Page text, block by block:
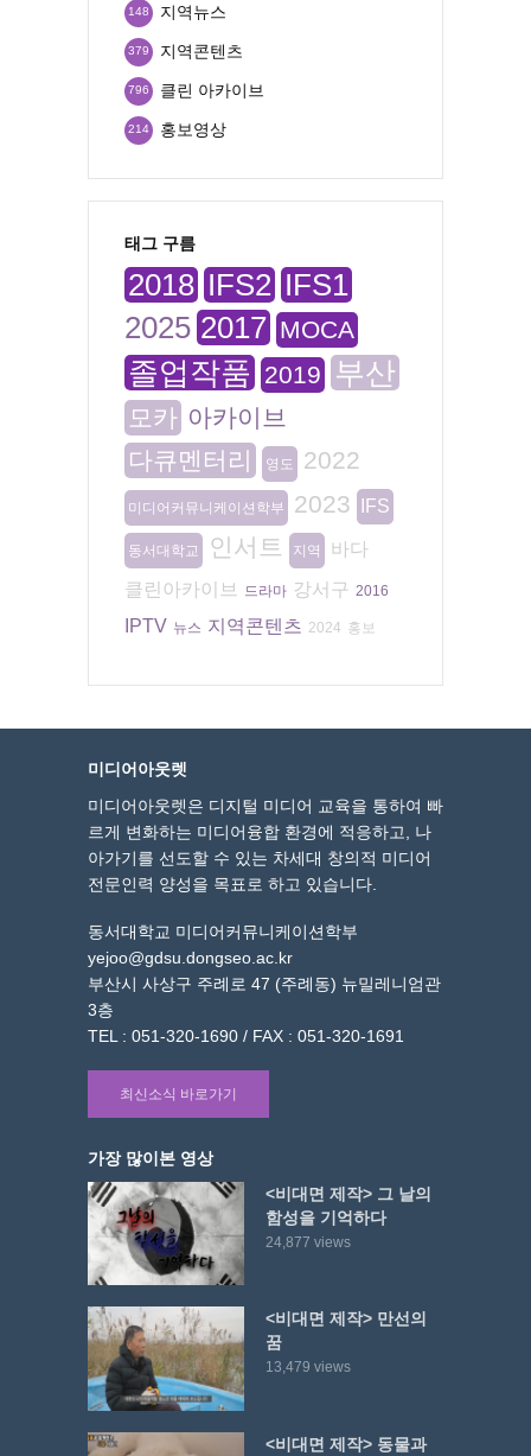
지역뉴스
148
지역콘텐츠
379
클린 아카이브
796
홍보영상
214
태그 구름
2018 IFS2 IFS1
2025 2017 MOCA
졸업작품 2019 부산
모카 아카이브
다큐멘터리
영도 2022
미디어커뮤니케이션학부 2023 IFS
동서대학교 인서트 지역
바다
클린아카이브
드라마 강서구 2016
IPTV 뉴스 지역콘텐츠 2024 홍보
미디어아웃렛
미디어아웃렛은 디지털 미디어 교육을 통하여 빠
르게 변화하는 미디어융합 환경에 적응하고, 나
아가기를 선도할 수 있는 차세대 창의적 미디어
전문인력 양성을 목표로 하고 있습니다.
동서대학교 미디어커뮤니케이션학부
yejoo@gdsu.dongseo.ac.kr
부산시 사상구 주례로 47 (주례동) 뉴밀레니엄관
3층
TEL : 051-320-1690 / FAX : 051-320-1691
최신소식 바로가기
가장 많이본 영상
<비대면 제작> 그 날의
함성을 기억하다
24,877 views
<비대면 제작> 만선의
꿈
13,479 views
<비대면 제작> 동물과